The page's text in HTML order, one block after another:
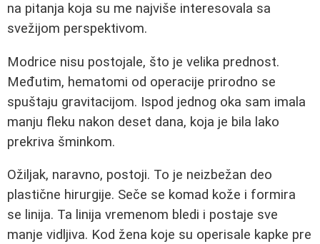
na pitanja koja su me najviše interesovala sa
svežijom perspektivom.
Modrice nisu postojale, što je velika prednost.
Međutim, hematomi od operacije prirodno se
spuštaju gravitacijom. Ispod jednog oka sam imala
manju fleku nakon deset dana, koja je bila lako
prekriva šminkom.
Ožiljak, naravno, postoji. To je neizbežan deo
plastične hirurgije. Seče se komad kože i formira
se linija. Ta linija vremenom bledi i postaje sve
manje vidljiva. Kod žena koje su operisale kapke pre